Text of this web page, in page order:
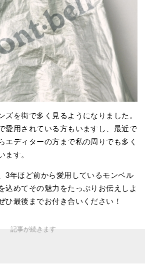
ズを街で多く見るようになりました。
愛用されている方もいますし、最近で
エディターの方まで私の周りでも多く
ます。
3年ほど前から愛用しているモンベル
込めてその魅力をたっぷりお伝えしよ
ひ最後までお付き合いください！